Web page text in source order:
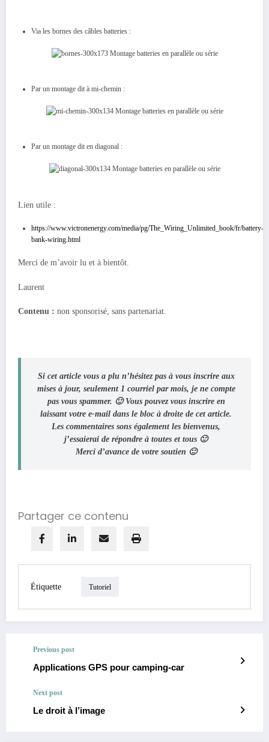
Via les bornes des câbles batteries :
Par un montage dit à mi-chemin :
Par un montage dit en diagonal :
Lien utile :
https://www.victronenergy.com/media/pg/The_Wiring_Unlimited_book/fr/battery-
bank-wiring.html
Merci de m’avoir lu et à bientôt.
Laurent
Contenu : non sponsorisé, sans partenariat.
Si cet article vous a plu n’hésitez pas à vous inscrire aux
mises à jour, seulement 1 courriel par mois, je ne compte
pas vous spammer. 🙂 Vous pouvez vous inscrire en
laissant votre e-mail dans le bloc à droite de cet article.
Les commentaires sons également les bienvenus,
j’essaierai de répondre à toutes et tous 🙂
Merci d’avance de votre soutien 🙂
Partager ce contenu
Étiquette Tutoriel
Previous post
Applications GPS pour camping-car
Next post
Le droit à l’image